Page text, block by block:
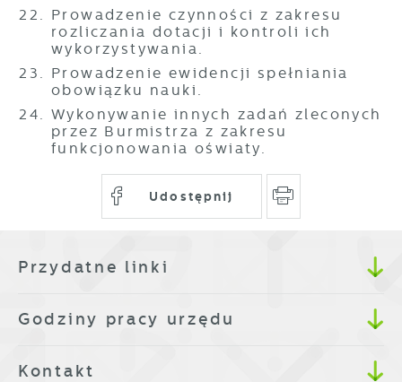
Prowadzenie czynności z zakresu
rozliczania dotacji i kontroli ich
wykorzystywania.
Prowadzenie ewidencji spełniania
obowiązku nauki.
Wykonywanie innych zadań zleconych
przez Burmistrza z zakresu
funkcjonowania oświaty.
Udostępnij
Przydatne linki
Godziny pracy urzędu
Kontakt